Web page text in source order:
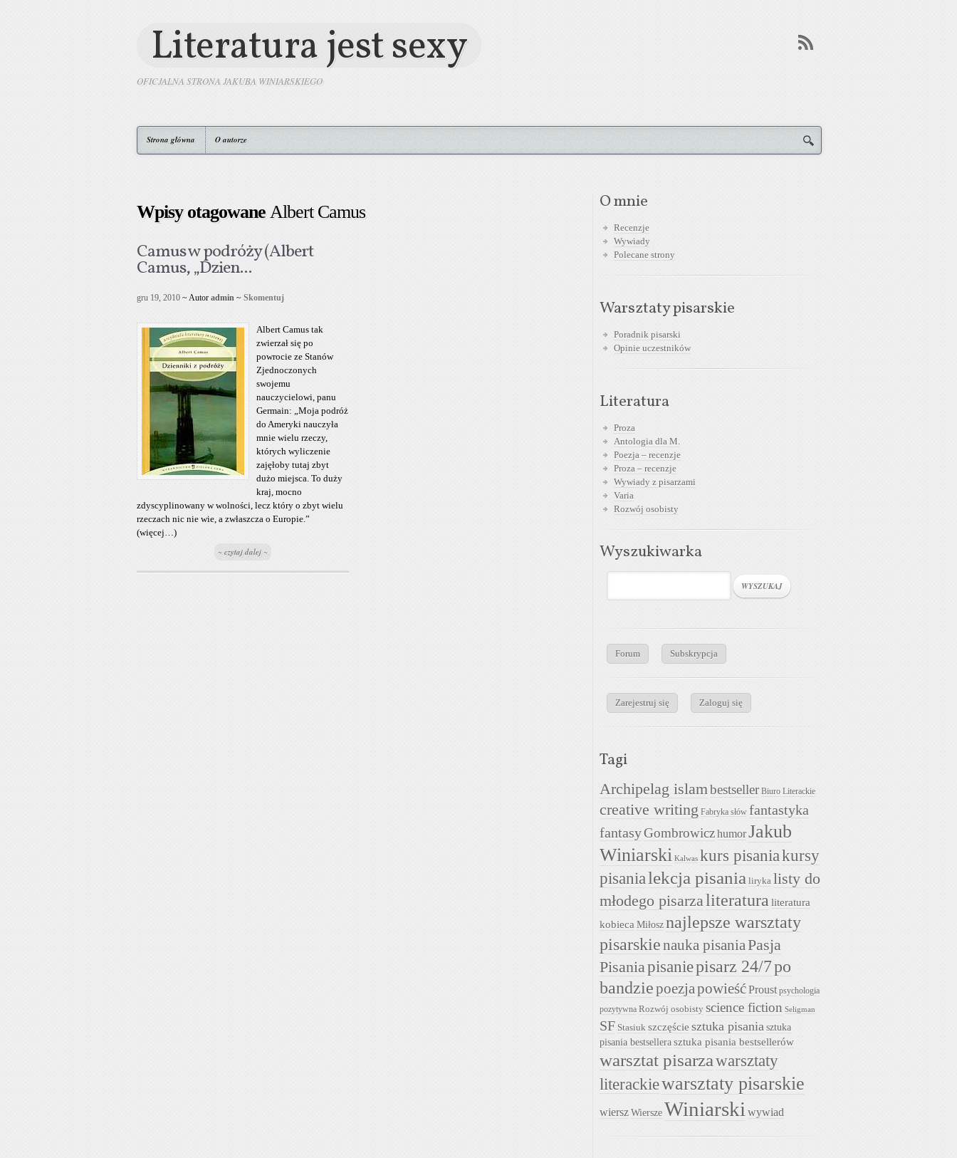
Literatura jest sexy
OFICJALNA STRONA JAKUBA WINIARSKIEGO
Strona główna O autorze
Wpisy otagowaneAlbert Camus
Camus w podróży (Albert
Camus, „Dzien...
gru 19, 2010 ~ Autor admin ~ Skomentuj
Albert Camus tak
zwierzał się po
powrocie ze Stanów
Zjednoczonych
swojemu
nauczycielowi, panu
Germain: „Moja podróż
do Ameryki nauczyła
mnie wielu rzeczy,
których wyliczenie
zajęłoby tutaj zbyt
dużo miejsca. To duży
kraj, mocno
zdyscyplinowany w wolności, lecz który o zbyt wielu
rzeczach nic nie wie, a zwłaszcza o Europie.”
(więcej…)
~ czytaj dalej ~
O mnie
Recenzje
Wywiady
Polecane strony
Warsztaty pisarskie
Poradnik pisarski
Opinie uczestników
Literatura
Proza
Antologia dla M.
Poezja – recenzje
Proza – recenzje
Wywiady z pisarzami
Varia
Rozwój osobisty
Wyszukiwarka
Forum Subskrypcja
Zarejestruj się Zaloguj się
Tagi
Archipelag islambestseller Biuro Literackie
creative writing Fabryka słów fantastyka
fantasyGombrowiczhumorJakub
Winiarski Kalwas kurs pisaniakursy
pisanialekcja pisania liryka listy do
młodego pisarzaliteratura literatura
kobieca Miłosz najlepsze warsztaty
pisarskienauka pisaniaPasja
Pisaniapisaniepisarz 24/7po
bandziepoezjapowieśćProust psychologia
pozytywna Rozwój osobisty science fiction Seligman
SF Stasiuk szczęście sztuka pisania sztuka
pisania bestsellera sztuka pisania bestsellerów
warsztat pisarzawarsztaty
literackiewarsztaty pisarskie
wierszWierszeWiniarski wywiad